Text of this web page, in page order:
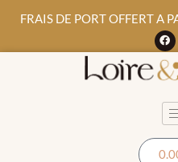
FRAIS DE PORT OFFERT A